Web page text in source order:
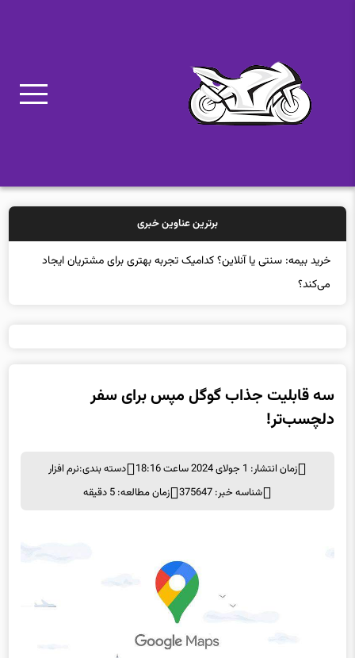
برترین عناوین خبری
خرید بیمه: سنتی یا آنلاین؟ کدامیک تجربه بهتری برای مشتریان ایجاد
می‌کند؟
سه قابلیت جذاب گوگل مپس برای سفر
دلچسب‌تر!
زمان انتشار: 1 جولای 2024 ساعت 18:16 دسته بندی:نرم افزار
شناسه خبر: 375647
زمان مطالعه: 5 دقیقه